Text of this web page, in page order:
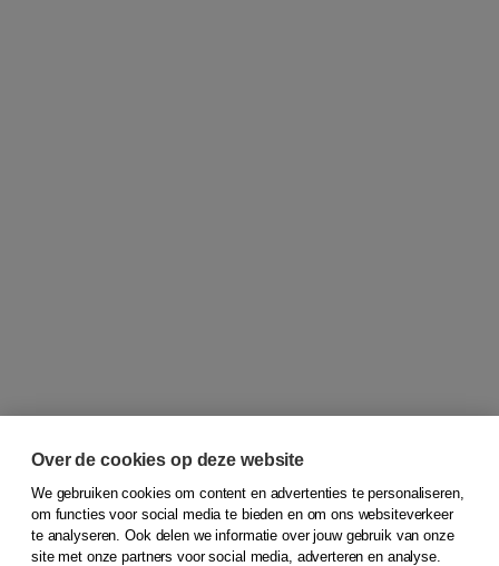
© 2026Koninklijke Boom uitgevers
Over de cookies op deze website
We gebruiken cookies om content en advertenties te personaliseren,
om functies voor social media te bieden en om ons websiteverkeer
te analyseren. Ook delen we informatie over jouw gebruik van onze
site met onze partners voor social media, adverteren en analyse.